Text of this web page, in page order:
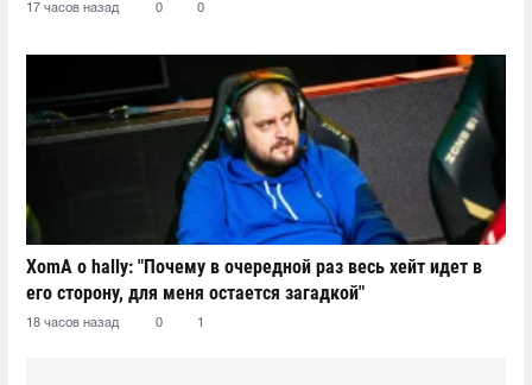
17 часов назад 0 0
XomA о hally: "Почему в очередной раз весь хейт идет в
его сторону, для меня остается загадкой"
18 часов назад 0 1